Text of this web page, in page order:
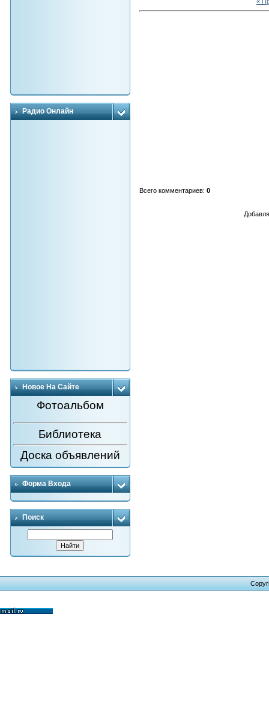
Радио Онлайн
Новое На Сайте
Фотоальбом
Библиотека
Доска объявлений
Форма Входа
Поиск
Всего комментариев: 0